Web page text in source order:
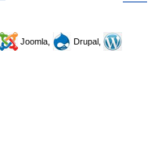
Joomla,
Drupal,